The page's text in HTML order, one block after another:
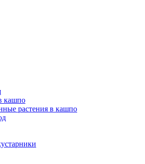
кашпо
растения в кашпо